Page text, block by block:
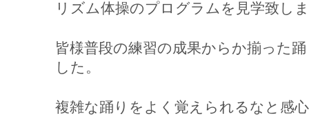
リズム体操のプログラムを見学致し
皆様普段の練習の成果からか揃った
した。
複雑な踊りをよく覚えられるなと感